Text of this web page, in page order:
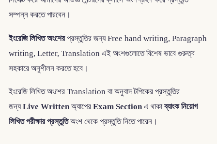
সম্পন্ন করতে পারবেন।
ইংরেজি লিখিত অংশেরপ্রস্তুতির জন্য Free hand writing, Paragraph
writing, Letter, Translation এই অংশগুলোতে বিশেষ ভাবে গুরুত্ব
সহকারে অনুশীলন করতে হবে।
ইংরেজি লিখিত অংশের Translation বা অনুবাদ টপিকের প্রস্তুতির
জন্যLive Writtenঅ্যাপের Exam Sectionএ থাকাব্যাংক নিয়োগ
লিখিত পরীক্ষার প্রস্তুতিঅংশ থেকে প্রস্তুতি নিতে পারেন।